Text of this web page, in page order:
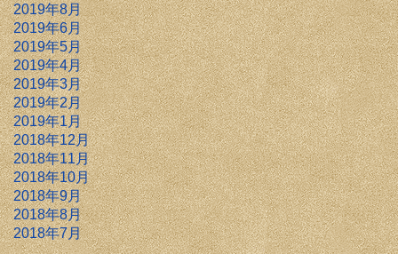
2019年8月
2019年6月
2019年5月
2019年4月
2019年3月
2019年2月
2019年1月
2018年12月
2018年11月
2018年10月
2018年9月
2018年8月
2018年7月